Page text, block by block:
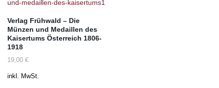
Verlag Frühwald – Die
Münzen und Medaillen des
Kaisertums Österreich 1806-
1918
19,00 €
inkl. MwSt.